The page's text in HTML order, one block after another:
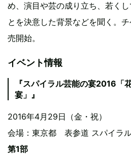
め、演目や芸の成り立ち、若く
とを決意した背景などを聞く。
売開始。
イベント情報
『スパイラル芸能の宴2016「
宴」』
2016年4月29日（金・祝）
会場：東京都 表参道 スパイラ
第1部